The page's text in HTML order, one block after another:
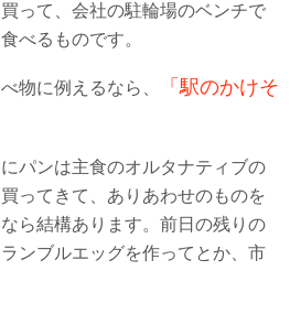
って、会社の駐輪場のベンチで
べるものです。
物に例えるなら、
「駅のかけそ
パンは主食のオルタナティブの
ってきて、ありあわせのものを
ら結構あります。前日の残りの
ンブルエッグを作ってとか、市